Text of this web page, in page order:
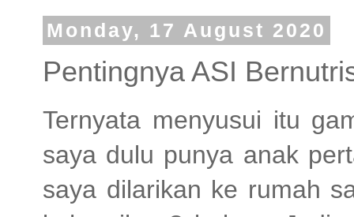
Monday, 17 August 2020
Pentingnya ASI
Ternyata menyusui itu
saya dulu punya anak
saya dilarikan ke rumah